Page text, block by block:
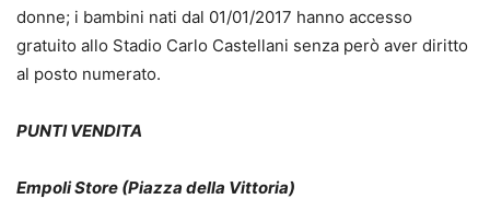
donne; i bambini nati dal 01/01/2017 hanno accesso
gratuito allo Stadio Carlo Castellani senza però aver diritto
al posto numerato.
PUNTI VENDITA
Empoli Store (Piazza della Vittoria)